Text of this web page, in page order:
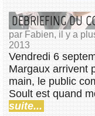
par Fabien, il y a
2013
Vendredi 6
Margaux arrivent
main, le public
Soult est quand
suite...